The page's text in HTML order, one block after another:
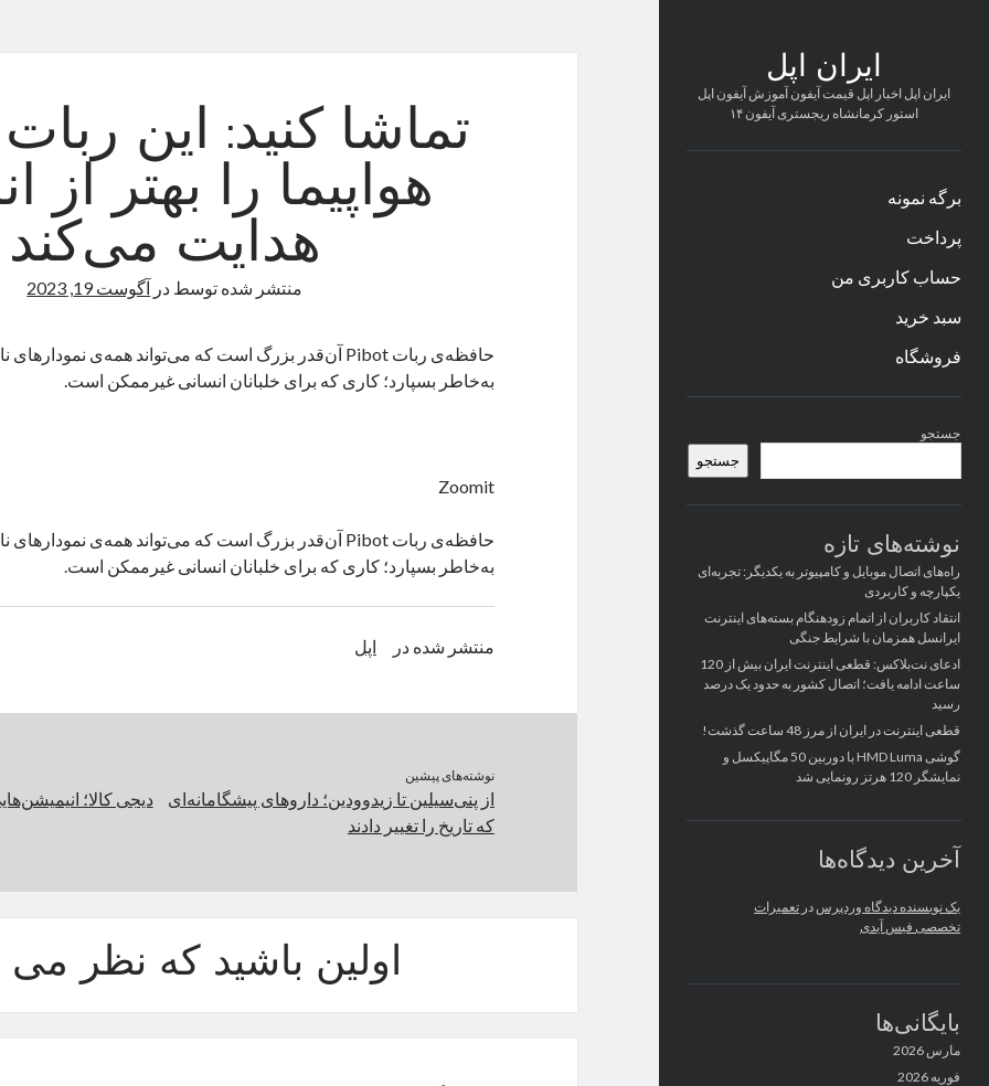
ایران اپل
ایران اپل اخبار اپل قیمت آیفون آموزش آیفون اپل
استور کرمانشاه ریجستری آیفون ۱۴
برگه نمونه
پرداخت
حساب کاربری من
سبد خرید
فروشگاه
کناری
جستجو
جستجو
نوشته‌های تازه
راه‌های اتصال موبایل و کامپیوتر به یکدیگر: تجربه‌ای
یکپارچه و کاربردی
انتقاد کاربران از اتمام زودهنگام بسته‌های اینترنت
ایرانسل همزمان با شرایط جنگی
ادعای نت‌بلاکس: قطعی اینترنت ایران بیش از 120
ساعت ادامه یافت؛ اتصال کشور به حدود یک درصد
رسید
قطعی اینترنت در ایران از مرز 48 ساعت گذشت!
گوشی HMD Luma با دوربین 50 مگاپیکسل و
نمایشگر 120 هرتز رونمایی شد
آخرین دیدگاه‌ها
یک نویسنده دیدگاه وردپرس در تعمیرات
تخصصی فیس آیدی
بایگانی‌ها
مارس 2026
فوریه 2026
تماشا کنید: این
هواپیما را بهتر از
هدایت می‌کند
منتشر شده توسط در آگوست 19, 2023
به‌خاطر بسپارد؛ کاری که برای خلبانان انسانی غیرممکن است.
Zoomit
به‌خاطر بسپارد؛ کاری که برای خلبانان انسانی غیرممکن است.
منتشر شده در اپل
نوشته‌های پیشین
از پنی‌سیلین تا زیدوودین؛ داروهای پیشگامانه‌ای
که تاریخ را تغییر دادند
دیجی کالا؛
اولین باشید که نظر می